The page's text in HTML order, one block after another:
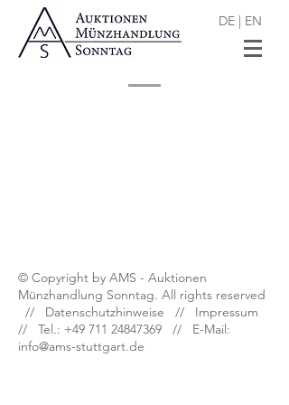
DE | EN
© Copyright by AMS - Auktionen
Münzhandlung Sonntag. All rights reserved
// Datenschutzhinweise // Impressum
// Tel.: +49 711 24847369 // E-Mail:
info@ams-stuttgart.de